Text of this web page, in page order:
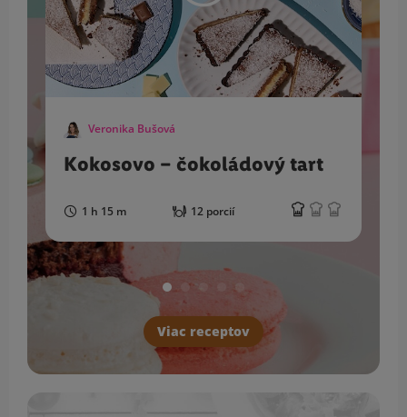
Veronika Bušová
Kokosovo – čokoládový tart
1 h 15 m 12 porcií
Viac receptov